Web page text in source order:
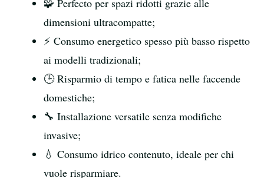
🧩 Perfecto per spazi ridotti grazie alle
dimensioni ultracompatte;
⚡ Consumo energetico spesso più basso rispetto
ai modelli tradizionali;
🕒 Risparmio di tempo e fatica nelle faccende
domestiche;
🔧 Installazione versatile senza modifiche
invasive;
💧 Consumo idrico contenuto, ideale per chi
vuole risparmiare.